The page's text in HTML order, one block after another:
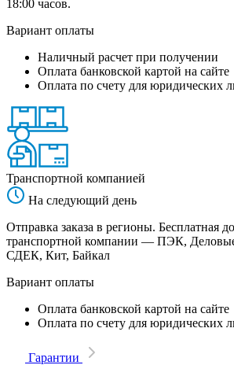
18:00 часов.
Вариант оплаты
Наличный расчет при получении
Оплата банковской картой на сайте
Оплата по счету для юридических
Транспортной компанией
На следующий день
Отправка заказа в регионы. Бесплатная
транспортной компании — ПЭК,
СДЕК, Кит, Байкал
Вариант оплаты
Оплата банковской картой на сайте
Оплата по счету для юридических
Гарантии